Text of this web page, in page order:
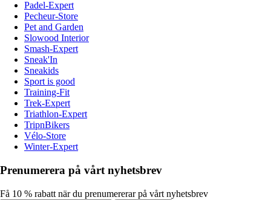
Padel-Expert
Pecheur-Store
Pet and Garden
Slowood Interior
Smash-Expert
Sneak'In
Sneakids
Sport is good
Training-Fit
Trek-Expert
Triathlon-Expert
TripnBikers
Vélo-Store
Winter-Expert
Prenumerera på vårt nyhetsbrev
Få 10 % rabatt när du prenumererar på vårt nyhetsbrev